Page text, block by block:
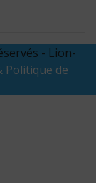
- Lion-
Politique de